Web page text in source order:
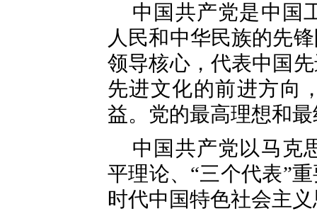
中国共产党是中国
人民和中华民族的先
领导核心，代表中国
先进文化的前进方向
益。党的最高理想和
中国共产党以马克
平理论、“三个代表”
时代中国特色社会主